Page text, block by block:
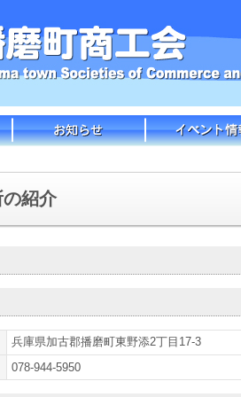
紹介
兵庫県加古郡播磨町東野添2丁目17-3
078-944-5950